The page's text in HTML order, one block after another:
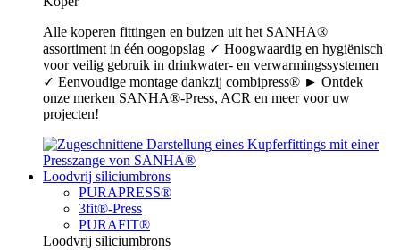
Alle koperen fittingen en buizen uit het SANHA®
assortiment in één oogopslag ✓ Hoogwaardig en hygiënisch
voor veilig gebruik in drinkwater- en verwarmingssystemen
✓ Eenvoudige montage dankzij combipress® ► Ontdek
onze merken SANHA®-Press, ACR en meer voor uw
projecten!
Loodvrij siliciumbrons
PURAPRESS®
3fit®-Press
PURAFIT®
Loodvrij siliciumbrons